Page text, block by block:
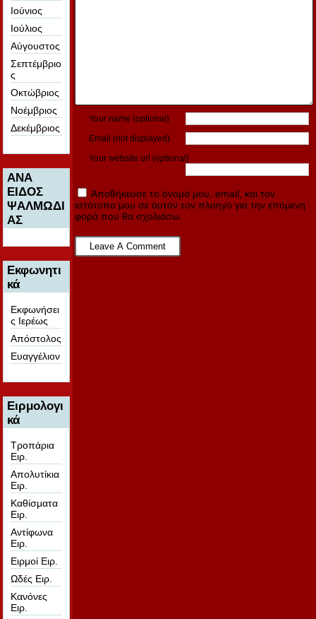
Ιούνιος
Ιούλιος
Αύγουστος
Σεπτέμβριο
ς
Οκτώβριος
Νοέμβριος
Δεκέμβριος
ΑΝΑ
ΕΙΔΟΣ
ΨΑΛΜΩΔΙ
ΑΣ
Εκφωνητι
κά
Εκφωνήσει
ς Ιερέως
Απόστολος
Ευαγγέλιον
Ειρμολογι
κά
Τροπάρια
Ειρ.
Απολυτίκια
Ειρ.
Καθίσματα
Ειρ.
Αντίφωνα
Ειρ.
Ειρμοί Ειρ.
Ωδές Ειρ.
Κανόνες
Ειρ.
Your name (optional)
Email (not displayed)
Your website url (optional)
Αποθήκευσε το όνομά μου, email, και τον
ιστότοπο μου σε αυτόν τον πλοηγό για την επόμενη
φορά που θα σχολιάσω.